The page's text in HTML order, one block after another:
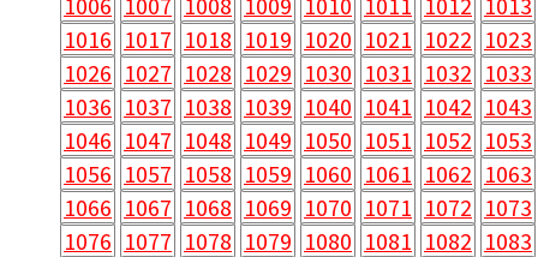
1016 1017 1018 1019 1020 1021 1022 1023
1026 1027 1028 1029 1030 1031 1032 1033
1036 1037 1038 1039 1040 1041 1042 1043
1046 1047 1048 1049 1050 1051 1052 1053
1056 1057 1058 1059 1060 1061 1062 1063
1066 1067 1068 1069 1070 1071 1072 1073
1076 1077 1078 1079 1080 1081 1082 1083